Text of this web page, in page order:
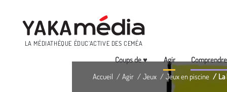
LA MÉDIATHÈQUE ÉDUC’ACTIVE DES CEMÉA
Menu
Coups de ♥ Agir Comprendre
Accueil Agir Jeux Jeux en piscine